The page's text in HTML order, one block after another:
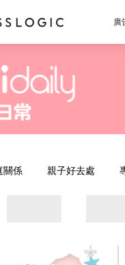
廣
關係 親子好去處